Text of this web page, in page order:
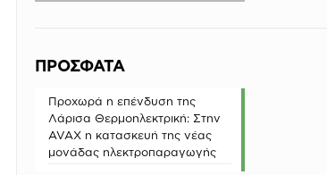
ΠΡΟΣΦΑΤΑ
Προχωρά η επένδυση της
Λάρισα Θερμοηλεκτρική: Στην
AVAX η κατασκευή της νέας
μονάδας ηλεκτροπαραγωγής